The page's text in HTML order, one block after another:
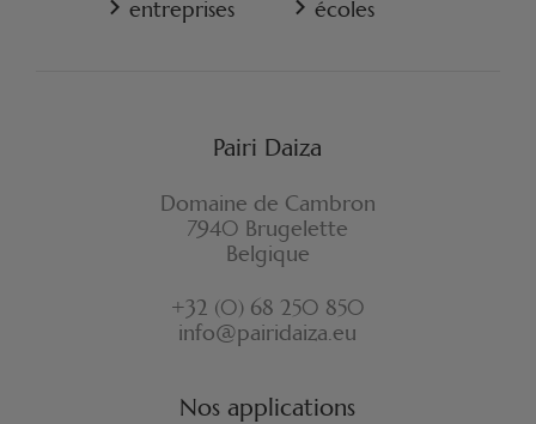
ASSURANCE ANNULATION RESORT
entreprises écoles
Pairi Daiza
Domaine de Cambron
7940 Brugelette
Belgique
+32 (0) 68 250 850
info@pairidaiza.eu
Nos applications